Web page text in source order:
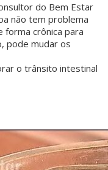
do Bem Estar
não tem problema
forma crônica para
pode mudar os
o trânsito intestinal